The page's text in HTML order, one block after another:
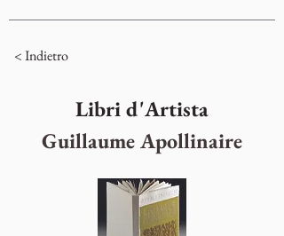
< Indietro
Guillaume Apollinaire
Libri d'Artista